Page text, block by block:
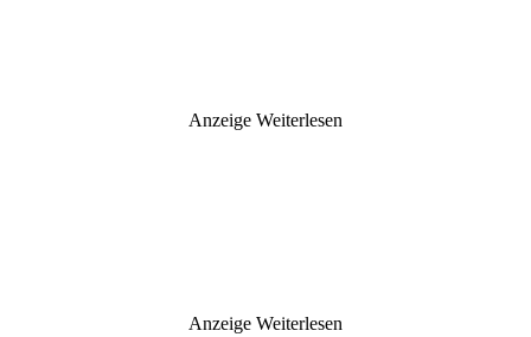
Anzeige Weiterlesen
Anzeige Weiterlesen